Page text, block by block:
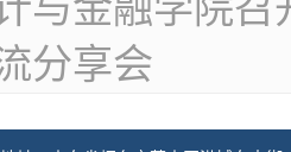
与金融学院
分享会